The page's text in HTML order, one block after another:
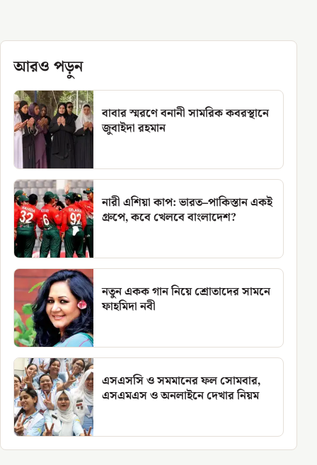
আরও পড়ুন
বাবার স্মরণে বনানী সামরিক কবরস্থানে
জুবাইদা রহমান
নারী এশিয়া কাপ: ভারত–পাকিস্তান একই
গ্রুপে, কবে খেলবে বাংলাদেশ?
নতুন একক গান নিয়ে শ্রোতাদের সামনে
ফাহমিদা নবী
এসএসসি ও সমমানের ফল সোমবার,
এসএমএস ও অনলাইনে দেখার নিয়ম